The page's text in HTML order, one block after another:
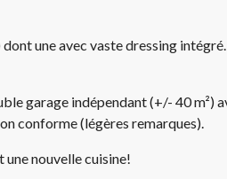
une avec vaste dressing
garage indépendant (+/- 40 m²)
conforme (légères remarques).
nouvelle cuisine!